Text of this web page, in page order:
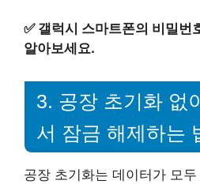
✅ 갤럭시 스마트폰의 비밀번
알아보세요.
3. 공장 초기화 없
서 잠금 해제하는
공장 초기화는 데이터가 모